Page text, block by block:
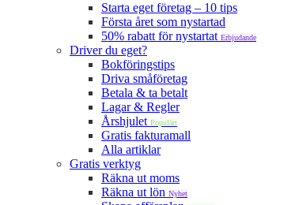
Starta eget företag – 10 tips
Första året som nystartad
50% rabatt för nystartat Erbjudande
Driver du eget?
Bokföringstips
Driva småföretag
Betala & ta betalt
Lagar & Regler
Årshjulet Populärt
Gratis fakturamall
Alla artiklar
Gratis verktyg
Räkna ut moms
Räkna ut lön Nyhet